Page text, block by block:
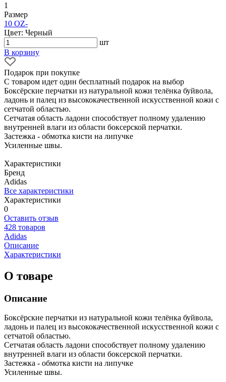
1
Размер
10 OZ-
Цвет: Черный
шт
В корзину
Подарок при покупке
С товаром идет один бесплатный подарок на выбор
Боксёрские перчатки из натуральной кожи телёнка буйвола,
ладонь и палец из высококачественной искусственной кожи с
сетчатой областью.
Сетчатая область ладони способствует полному удалению
внутренней влаги из области боксерской перчатки.
Застежка - обмотка кисти на липучке
Усиленные швы.
Характеристики
Бренд
Adidas
Все характеристики
Характеристики
0
Оставить отзыв
428 товаров
Adidas
Описание
Характеристики
О товаре
Описание
Боксёрские перчатки из натуральной кожи телёнка буйвола,
ладонь и палец из высококачественной искусственной кожи с
сетчатой областью.
Сетчатая область ладони способствует полному удалению
внутренней влаги из области боксерской перчатки.
Застежка - обмотка кисти на липучке
Усиленные швы.